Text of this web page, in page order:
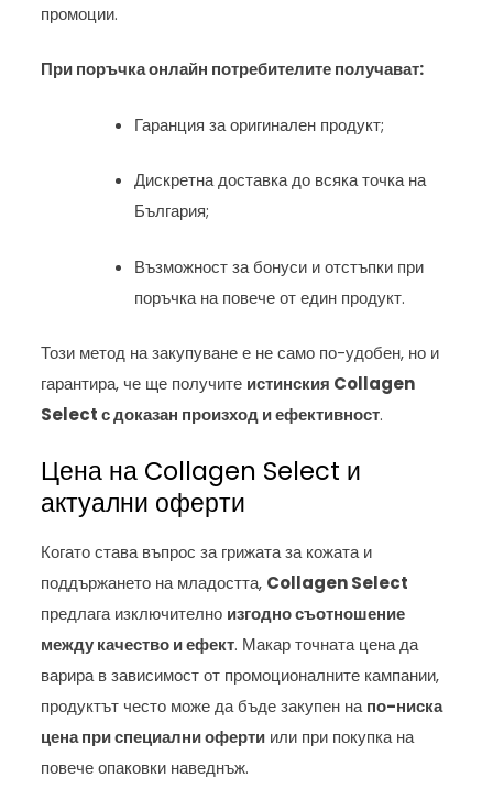
промоции.
При поръчка онлайн потребителите получават:
Гаранция за оригинален продукт;
Дискретна доставка до всяка точка на
България;
Възможност за бонуси и отстъпки при
поръчка на повече от един продукт.
Този метод на закупуване е не само по-удобен, но и
гарантира, че ще получите истинския Collagen
Select с доказан произход и ефективност.
Цена на Collagen Select и
актуални оферти
Когато става въпрос за грижата за кожата и
поддържането на младостта, Collagen Select
предлага изключително изгодно съотношение
между качество и ефект. Макар точната цена да
варира в зависимост от промоционалните кампании,
продуктът често може да бъде закупен напо-ниска
цена при специални оферти или при покупка на
повече опаковки наведнъж.